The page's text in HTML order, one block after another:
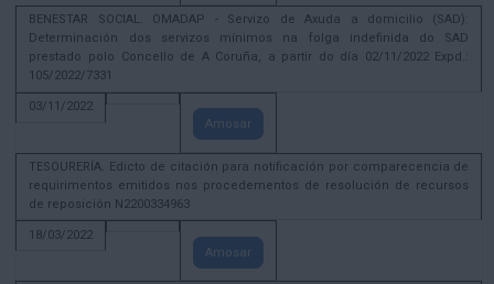
BENESTAR SOCIAL. OMADAP - Servizo de Axuda a domicilio (SAD):
Determinación dos servizos mínimos na folga indefinida do SAD
prestado polo Concello de A Coruña, a partir do día 02/11/2022 Expd.:
105/2022/7331
03/11/2022
Amosar
TESOURERÍA. Edicto de citación para notificación por comparecencia de
requirimentos emitidos nos procedementos de resolución de recursos
de reposición N2200334963
18/03/2022
Amosar